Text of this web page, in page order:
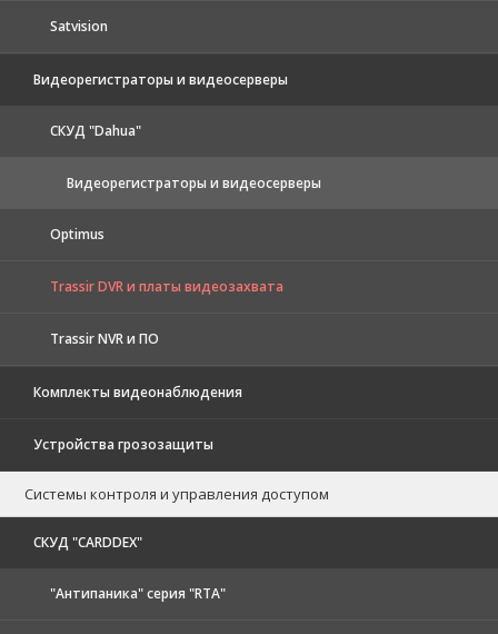
Satvision
Видеорегистраторы и видеосерверы
CКУД "Dahua"
Видеорегистраторы и видеосерверы
Optimus
Trassir DVR и платы видеозахвата
Trassir NVR и ПО
Комплекты видеонаблюдения
Устройства грозозащиты
Системы контроля и управления доступом
CКУД "CARDDEX"
"Антипаника" серия "RTA"